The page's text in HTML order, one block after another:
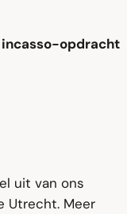
incasso-opdracht
uit van ons
Utrecht. Meer